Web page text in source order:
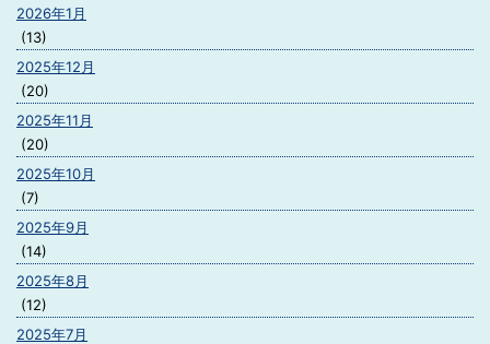
2026年1月
(13)
2025年12月
(20)
2025年11月
(20)
2025年10月
(7)
2025年9月
(14)
2025年8月
(12)
2025年7月